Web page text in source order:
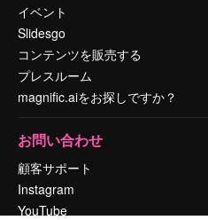
イベント
Slidesgo
コンテンツを販売する
プレスルーム
magnific.aiをお探しですか？
お問い合わせ
顧客サポート
Instagram
YouTube